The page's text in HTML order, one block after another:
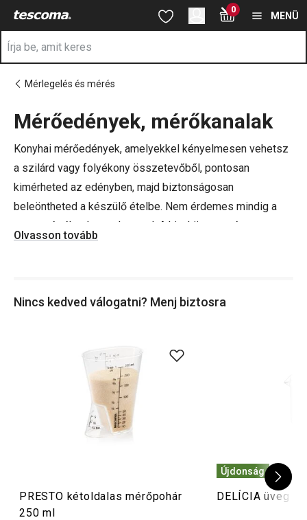
Ugrás a fő tartalomhoz
Ugrás a kereséshez
Ugrás a navigációhoz 0
MENÜ
Mérlegelés és mérés
Mérőedények, mérőkanalak
Konyhai mérőedények, amelyekkel kényelmesen vehetsz
a szilárd vagy folyékony összetevőből, pontosan
kimérheted az edényben, majd biztonságosan
beleöntheted a készülő ételbe. Nem érdemes mindig a
szemmértékre hagyatkoznod. A kis, közepes és nagy
mérőkanalak – üvegből vagy műanyagból – segítenek,
mérőedényünk is van!
bevonót, majdmegfőznöd vagy megsütnöd
TESCOMA-ra, a sütés-főzés szakértőjére mindig
Olvasson tovább
Nincs kedved válogatni? Menj biztosra
PRESTO kétoldalas mérőpohár
250 ml
Újdonság
DELÍCIA üveg